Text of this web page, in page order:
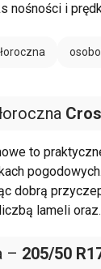
nośności i
to
dobrą
lameli oraz
– 205/50